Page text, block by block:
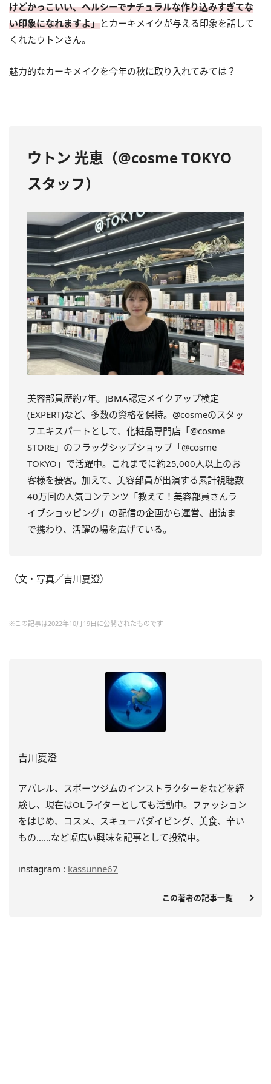
けどかっこいい、ヘルシーでナチュラルな作り込みすぎてな
い印象になれますよ」とカーキメイクが与える印象を話して
くれたウトンさん。
魅力的なカーキメイクを今年の秋に取り入れてみては？
ウトン 光恵（@cosme TOKYO
スタッフ）
美容部員歴約7年。JBMA認定メイクアップ検定
(EXPERT)など、多数の資格を保持。@cosmeのスタッ
フエキスパートとして、化粧品専門店「@cosme
STORE」のフラッグシップショップ「@cosme
TOKYO」で活躍中。これまでに約25,000人以上のお
客様を接客。加えて、美容部員が出演する累計視聴数
40万回の人気コンテンツ「教えて！美容部員さんラ
イブショッピング」の配信の企画から運営、出演ま
で携わり、活躍の場を広げている。
（文・写真／吉川夏澄）
※この記事は2022年10月19日に公開されたものです
吉川夏澄
アパレル、スポーツジムのインストラクターをなどを経
験し、 現在はOLライターとしても活動中。ファッション
をはじめ、 コスメ、スキューバダイビング、美食、辛い
もの……など幅広い興味を記事として投稿中。
instagram : kassunne67
この著者の記事一覧